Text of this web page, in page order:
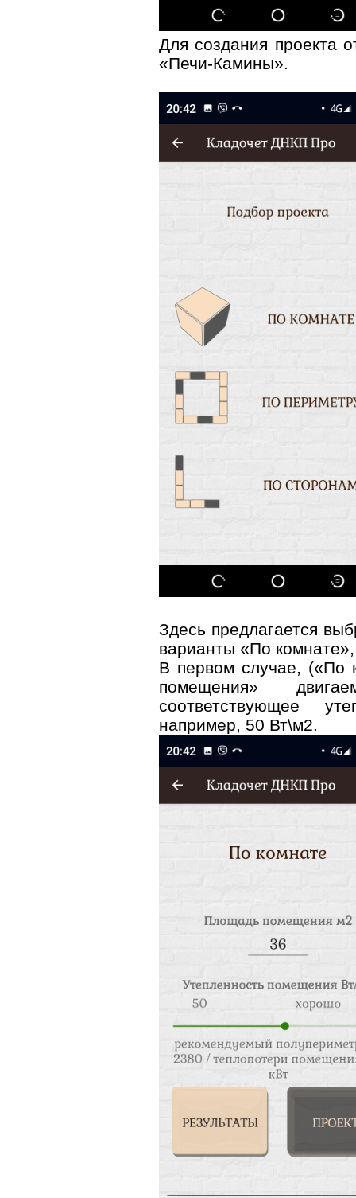
Для создания проекта
«Печи-Камины».
Здесь предлагается
варианты «По
В первом случае, («По
помещения»
соответствующее
например, 50 Вт\м2.